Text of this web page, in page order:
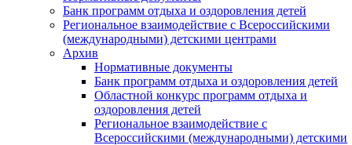
Банк программ отдыха и оздоровления детей
Региональное взаимодействие с Всероссийскими
(международными) детскими центрами
Архив
Нормативные документы
Банк программ отдыха и оздоровления детей
Областной конкурс программ отдыха и
оздоровления детей
Региональное взаимодействие с
Всероссийскими (международными) детскими